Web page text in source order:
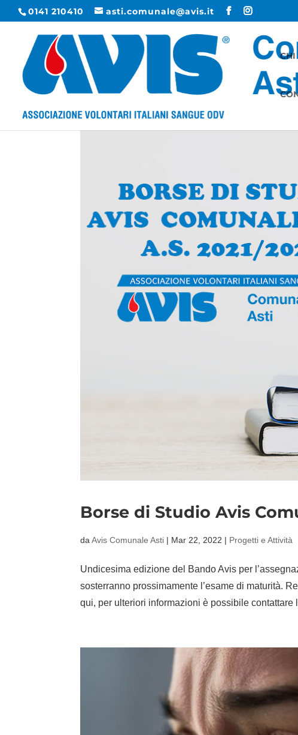
0141 210410 asti.comunale@avis.it
CHI
Borse di Studio Avis
daAvis Comunale Asti | Mar 22, 2022 | Progetti e Attività
Undicesima edizione del Bando Avis per
sosterranno prossimamente l’esame di maturità.
qui, per ulteriori informazioni è possibile contattare